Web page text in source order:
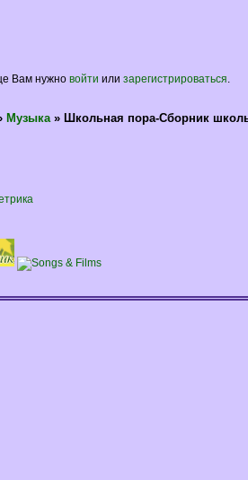
Вам нужно войти или зарегистрироваться
Музыка » Школьная пора-Сборник